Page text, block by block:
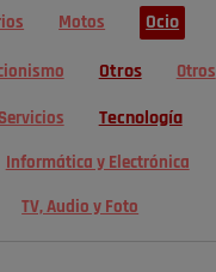
Motos Ocio
Otros Otros
Servicios Tecnología
Informática y Electrónica
TV, Audio y Foto